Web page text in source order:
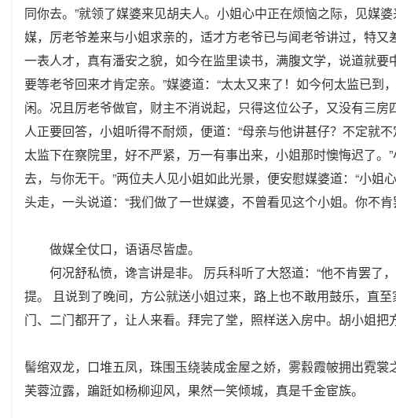
同你去。”就领了媒婆来见胡夫人。小姐心中正在烦恼之际，见媒
媒，厉老爷差来与小姐求亲的，适才方老爷已与闻老爷讲过，特
一表人才，真有潘安之貌，如今在监里读书，满腹文学，说道就
要等老爷回来才肯定亲。”媒婆道：“太太又来了！如今何太监已
闲。况且厉老爷做官，财主不消说起，只得这位公子，又没有三
人正要回答，小姐听得不耐烦，便道：“母亲与他讲甚仔？不定就
太监下在察院里，好不严紧，万一有事出来，小姐那时懊悔迟了
去，与你无干。”两位夫人见小姐如此光景，便安慰媒婆道：“小
头走，一头说道：“我们做了一世媒婆，不曾看见这个小姐。你不
做媒全仗口，语语尽皆虚。
何况舒私愤，谗言讲是非。 厉兵科听了大怒道：“他不肯罢了
提。 且说到了晚间，方公就送小姐过来，路上也不敢用鼓乐，直
门、二门都开了，让人来看。拜完了堂，照样送入房中。胡小姐把
髻绾双龙，口堆五凤，珠围玉绕装成金屋之娇，雾縠霞帔拥出霓
芙蓉泣露，蹁跹如杨柳迎风，果然一笑倾城，真是千金宦族。